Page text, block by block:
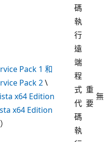
碼
執
行
Pack 1 和
Pack 2\
x64 Edition
x64 Edition
遠
端
程
式
代
碼
執
重
要
無